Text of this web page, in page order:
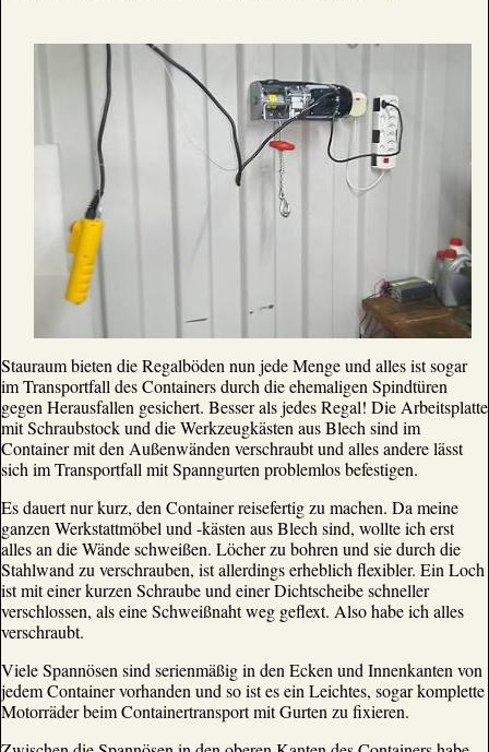
Stauraum bieten die Regalböden nun jede Menge und alles ist sogar
im Transportfall des Containers durch die ehemaligen Spindtüren
gegen Herausfallen gesichert. Besser als jedes Regal! Die Arbeitsplatte
mit Schraubstock und die Werkzeugkästen aus Blech sind im
Container mit den Außenwänden verschraubt und alles andere lässt
sich im Transportfall mit Spanngurten problemlos befestigen.
Es dauert nur kurz, den Container reisefertig zu machen. Da meine
ganzen Werkstattmöbel und -kästen aus Blech sind, wollte ich erst
alles an die Wände schweißen. Löcher zu bohren und sie durch die
Stahlwand zu verschrauben, ist allerdings erheblich flexibler. Ein Loch
ist mit einer kurzen Schraube und einer Dichtscheibe schneller
verschlossen, als eine Schweißnaht weg geflext. Also habe ich alles
verschraubt.
Viele Spannösen sind serienmäßig in den Ecken und Innenkanten von
jedem Container vorhanden und so ist es ein Leichtes, sogar komplette
Motorräder beim Containertransport mit Gurten zu fixieren.